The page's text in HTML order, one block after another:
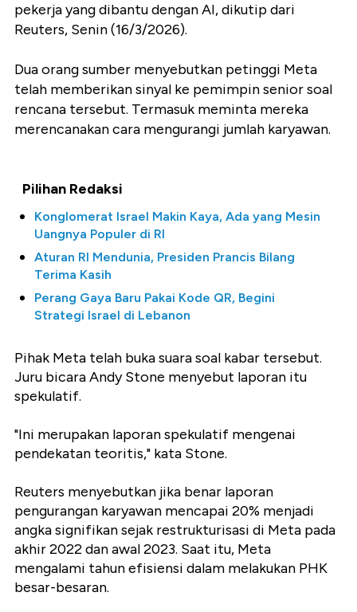
pekerja yang dibantu dengan AI, dikutip dari
Reuters, Senin (16/3/2026).
Dua orang sumber menyebutkan petinggi Meta
telah memberikan sinyal ke pemimpin senior soal
rencana tersebut. Termasuk meminta mereka
merencanakan cara mengurangi jumlah karyawan.
Pilihan Redaksi
Konglomerat Israel Makin Kaya, Ada yang Mesin
Uangnya Populer di RI
Aturan RI Mendunia, Presiden Prancis Bilang
Terima Kasih
Perang Gaya Baru Pakai Kode QR, Begini
Strategi Israel di Lebanon
Pihak Meta telah buka suara soal kabar tersebut.
Juru bicara Andy Stone menyebut laporan itu
spekulatif.
"Ini merupakan laporan spekulatif mengenai
pendekatan teoritis," kata Stone.
Reuters menyebutkan jika benar laporan
pengurangan karyawan mencapai 20% menjadi
angka signifikan sejak restrukturisasi di Meta pada
akhir 2022 dan awal 2023. Saat itu, Meta
mengalami tahun efisiensi dalam melakukan PHK
besar-besaran.